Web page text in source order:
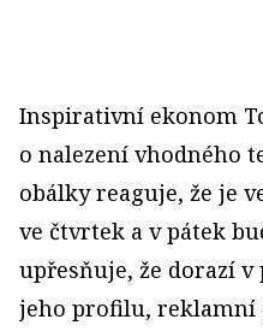
Inspirativní ekonom
o nalezení vhodného
obálky reaguje, že je
ve čtvrtek a v pátek
upřesňuje, že dorazí
jeho profilu, reklamní